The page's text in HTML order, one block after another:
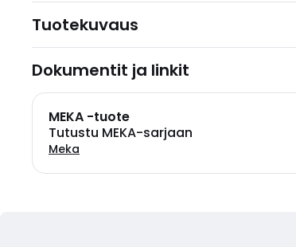
Tuotekuvaus
Dokumentit ja linkit
MEKA -tuote
Tutustu MEKA-sarjaan
Meka